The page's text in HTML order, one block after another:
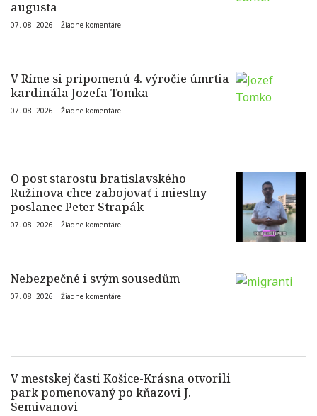
augusta
07. 08. 2026 | Žiadne komentáre
V Ríme si pripomenú 4. výročie úmrtia
kardinála Jozefa Tomka
07. 08. 2026 | Žiadne komentáre
O post starostu bratislavského
Ružinova chce zabojovať i miestny
poslanec Peter Strapák
07. 08. 2026 | Žiadne komentáre
Nebezpečné i svým sousedům
07. 08. 2026 | Žiadne komentáre
V mestskej časti Košice-Krásna otvorili
park pomenovaný po kňazovi J.
Semivanovi